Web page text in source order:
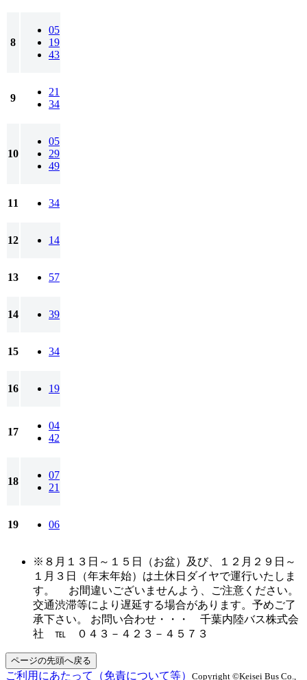
8
05
19
43
9
21
34
10
05
29
49
11 34
12 14
13 57
14 39
15 34
16 19
17
04
42
18
07
21
19 06
※８月１３日～１５日（お盆）及び、１２月２９日～
１月３日（年末年始）は土休日ダイヤで運行いたしま
す。 お間違いございませんよう、ご注意ください。
交通渋滞等により遅延する場合があります。予めご了
承下さい。 お問い合わせ・・・ 千葉内陸バス株式会
社 ℡ ０４３－４２３－４５７３
ページの先頭へ戻る
ご利用にあたって（免責について等） Copyright ©Keisei Bus Co.,